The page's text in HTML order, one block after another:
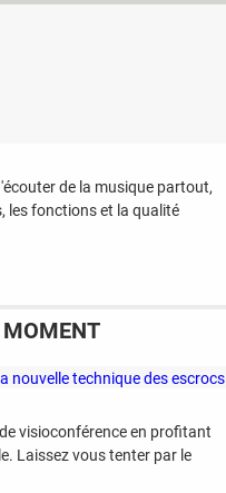
de la musique partout,
les fonctions et la qualité
visioconférence en profitant
Laissez vous tenter par le
MOMENT
nouvelle technique des escrocs
bancaire
les trucs des primeurs pour
de choisir le meilleur melon